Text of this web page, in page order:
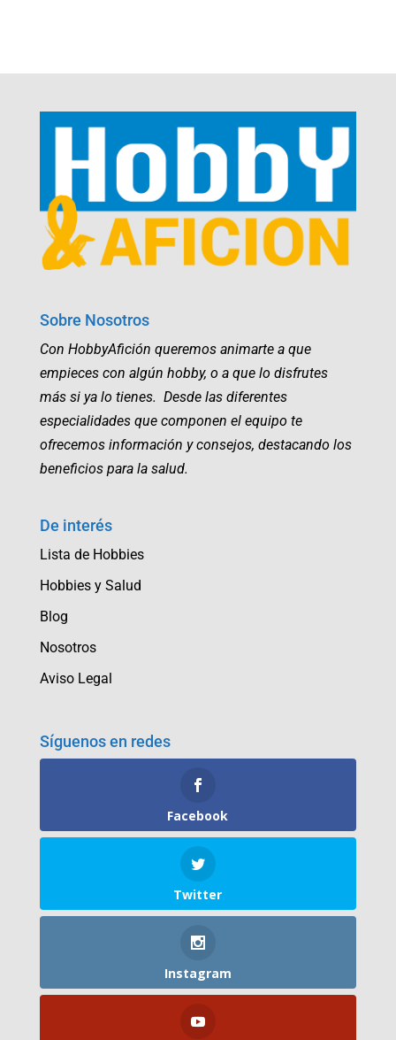
Sobre Nosotros
Con HobbyAfición queremos animarte a que
empieces con algún hobby, o a que lo disfrutes
más si ya lo tienes. Desde las diferentes
especialidades que componen el equipo te
ofrecemos información y consejos, destacando los
beneficios para la salud.
De interés
Lista de Hobbies
Hobbies y Salud
Blog
Nosotros
Aviso Legal
Síguenos en redes
Facebook
Twitter
Instagram